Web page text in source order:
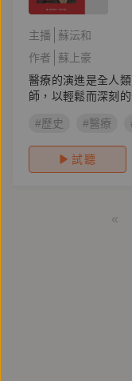
主播
蘇沄和
作者
蘇上豪
醫療的演進是全人
師，以輕鬆而深刻
#歷史 #醫療
試聽
«